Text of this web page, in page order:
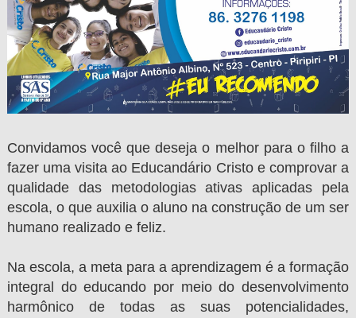
Convidamos você que deseja o melhor para o filho a
fazer uma visita ao Educandário Cristo e comprovar a
qualidade das metodologias ativas aplicadas pela
escola, o que auxilia o aluno na construção de um ser
humano realizado e feliz.
Na escola, a meta para a aprendizagem é a formação
integral do educando por meio do desenvolvimento
harmônico de todas as suas potencialidades,